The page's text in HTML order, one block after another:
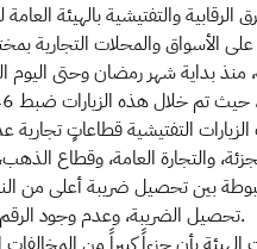
على الأسواق والمحلات التجارية
منذ بداية شهر رمضان وحتى اليوم
التفتيشية قطاعاتٍ تجارية
والتجارة العامة، وقطاع
بين تحصيل ضريبة أعلى من
تحصيل الضريبة، وعدم وجود الرقم الضريبي على الفاتورة.